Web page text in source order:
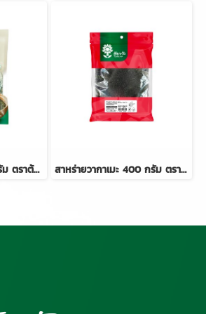
สาหร่ายวากาเมะ 25 กรัม ตราต้นตะวัน สาหร่ายวากาเมะ 400 กรัม ตราต้นตะวัน